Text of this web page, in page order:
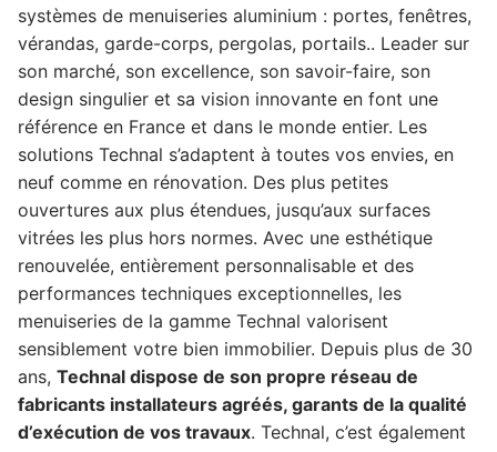
systèmes de menuiseries aluminium : portes, fenêtres,
vérandas, garde-corps, pergolas, portails.. Leader sur
son marché, son excellence, son savoir-faire, son
design singulier et sa vision innovante en font une
référence en France et dans le monde entier. Les
solutions Technal s’adaptent à toutes vos envies, en
neuf comme en rénovation. Des plus petites
ouvertures aux plus étendues, jusqu’aux surfaces
vitrées les plus hors normes. Avec une esthétique
renouvelée, entièrement personnalisable et des
performances techniques exceptionnelles, les
menuiseries de la gamme Technal valorisent
sensiblement votre bien immobilier. Depuis plus de 30
ans, Technal dispose de son propre réseau de
fabricants installateurs agréés, garants de la qualité
d’exécution de vos travaux. Technal, c’est également